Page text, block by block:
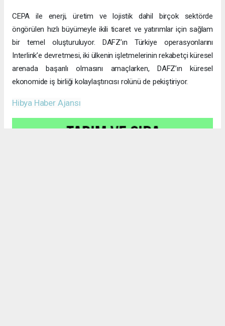
CEPA ile enerji, üretim ve lojistik dahil birçok sektörde
öngörülen hızlı büyümeyle ikili ticaret ve yatırımlar için sağlam
bir temel oluşturuluyor. DAFZ’ın Türkiye operasyonlarını
Interlink’e devretmesi, iki ülkenin işletmelerinin rekabetçi küresel
arenada başarılı olmasını amaçlarken, DAFZ’ın küresel
ekonomide iş birliği kolaylaştırıcısı rolünü de pekiştiriyor.
Hibya Haber Ajansı